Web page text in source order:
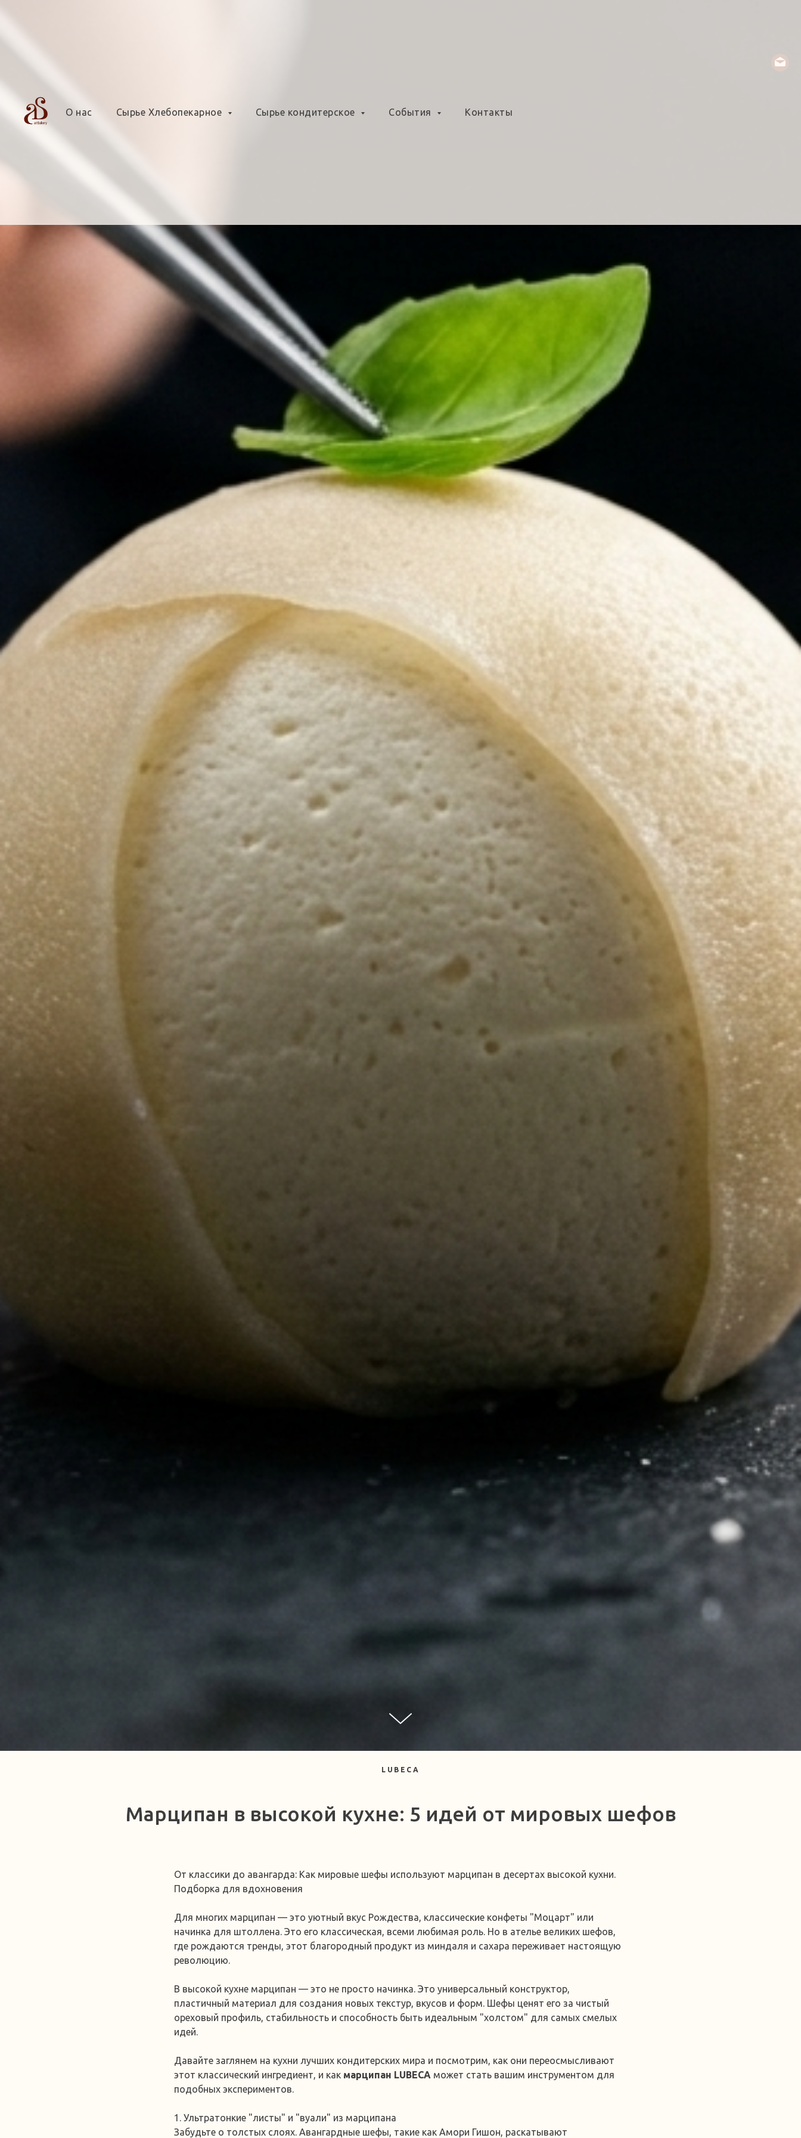
О нас Сырье Хлебопекарное Сырье кондитерское События Контакты
LUBECA
Марципан в высокой кухне: 5 идей от мировых шефов
От классики до авангарда: Как мировые шефы используют марципан в десертах высокой кухни.
Подборка для вдохновения
Для многих марципан — это уютный вкус Рождества, классические конфеты "Моцарт" или
начинка для штоллена. Это его классическая, всеми любимая роль. Но в ателье великих шефов,
где рождаются тренды, этот благородный продукт из миндаля и сахара переживает настоящую
революцию.
В высокой кухне марципан — это не просто начинка. Это универсальный конструктор,
пластичный материал для создания новых текстур, вкусов и форм. Шефы ценят его за чистый
ореховый профиль, стабильность и способность быть идеальным "холстом" для самых смелых
идей.
Давайте заглянем на кухни лучших кондитерских мира и посмотрим, как они переосмысливают
этот классический ингредиент, и как марципан LUBECA может стать вашим инструментом для
подобных экспериментов.
1. Ультратонкие "листы" и "вуали" из марципана
Забудьте о толстых слоях. Авангардные шефы, такие как Амори Гишон, раскатывают